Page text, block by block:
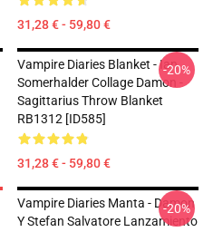
31,28 € - 59,80 €
Vampire Diaries Blanket - Ian
Somerhalder Collage Damon -
Sagittarius Throw Blanket
RB1312 [ID585]
31,28 € - 59,80 €
-20%
Vampire Diaries Manta - Damon
Y Stefan Salvatore Lanzamiento
-20%